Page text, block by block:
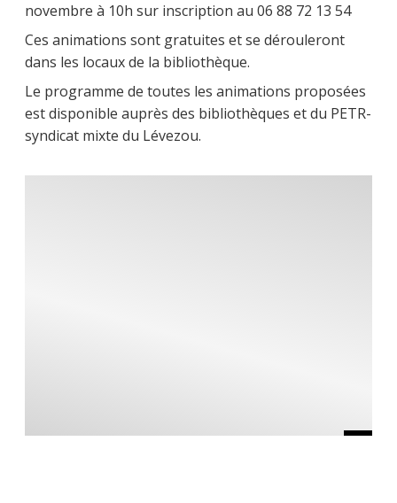
novembre à 10h sur inscription au 06 88 72 13 54
Ces animations sont gratuites et se dérouleront
dans les locaux de la bibliothèque.
Le programme de toutes les animations proposées
est disponible auprès des bibliothèques et du PETR-
syndicat mixte du Lévezou.